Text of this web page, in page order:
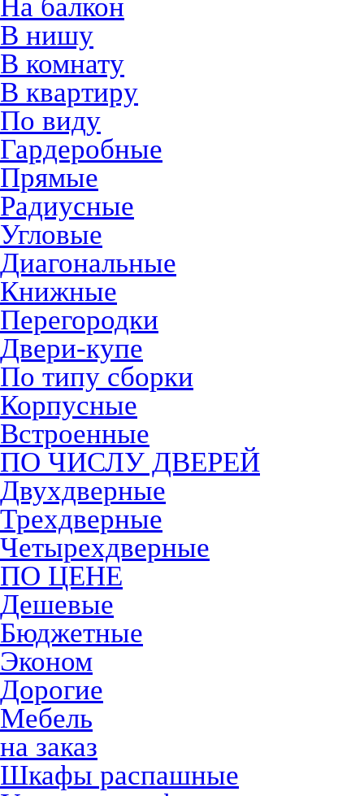
На балкон
В нишу
В комнату
В квартиру
По виду
Гардеробные
Прямые
Радиусные
Угловые
Диагональные
Книжные
Перегородки
Двери-купе
По типу сборки
Корпусные
Встроенные
ПО ЧИСЛУ ДВЕРЕЙ
Двухдверные
Трехдверные
Четырехдверные
ПО ЦЕНЕ
Дешевые
Бюджетные
Эконом
Дорогие
Мебель
на заказ
Шкафы распашные